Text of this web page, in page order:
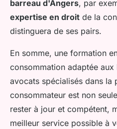
barreau d'Angers, par
expertise en droit de la
distinguera de ses pairs.
En somme, une formation
consommation adaptée
avocats spécialisés dans la
consommateur est non
rester à jour et compétent,
meilleur service possible à